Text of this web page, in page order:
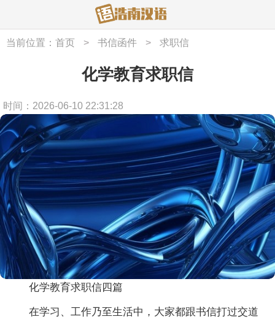
当前位置： 首页 > 书信函件 > 求职信
化学教育求职信
时间：2026-06-10 22:31:28
化学教育求职信四篇
在学习、工作乃至生活中，大家都跟书信打过交道